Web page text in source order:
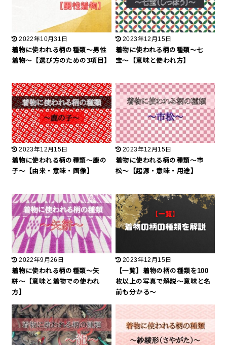
2022年10月31日
着物に使われる柄の種類〜男性
着物〜【選び方のための3項目】
2023年12月15日
着物に使われる柄の種類〜七
宝〜【意味と使われ方】
2023年12月15日
着物に使われる柄の種類〜鹿の
子〜【由来・意味・画像】
2023年12月15日
着物に使われる柄の種類〜市
松〜【起源・意味・用途】
2022年9月26日
着物に使われる柄の種類〜矢
絣〜【意味と着物での使われ
方】
2023年12月15日
【一覧】着物の柄の種類を100
枚以上の写真で解説〜意味と名
前も分かる〜